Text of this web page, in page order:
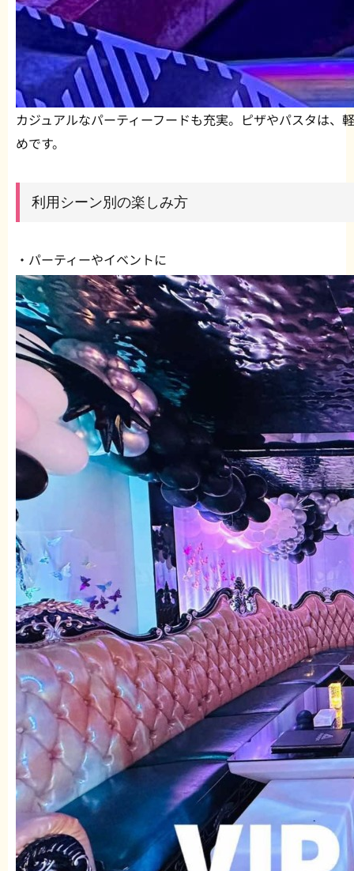
カジュアルなパーティーフードも充実。ピザやパスタは、
めです。
利用シーン別の楽しみ方
・パーティーやイベントに